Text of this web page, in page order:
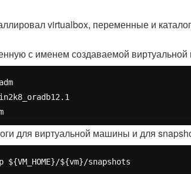
virtualbox, переменные и
с именем создаваемой
$ echo $vm
для виртуальной машины и для